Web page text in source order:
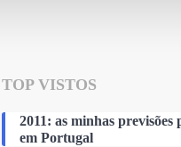
TOP VISTOS
2011: as minhas previsões
em Portugal